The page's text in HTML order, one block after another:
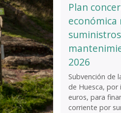
Plan
económica
2026
Subvención de
de Huesca, por
euros, para
corriente por